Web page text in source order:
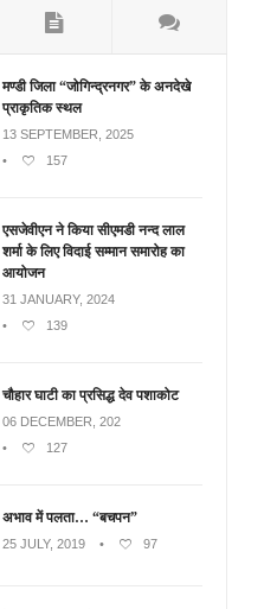
मण्डी जिला “जोगिन्द्रनगर” के अनदेखे
प्राकृतिक स्थल
13 SEPTEMBER, 2025
•
157
एसजेवीएन ने किया सीएमडी नन्‍द लाल
शर्मा के लिए विदाई सम्मान समारोह का
आयोजन
31 JANUARY, 2024
•
139
चौहार घाटी का प्रसिद्ध देव पशाकोट
06 DECEMBER, 202
•
127
अभाव में पलता… “बचपन”
25 JULY, 2019 • 97